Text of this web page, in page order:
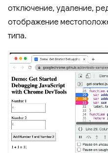
отключение, удаление,
отображение
типа.